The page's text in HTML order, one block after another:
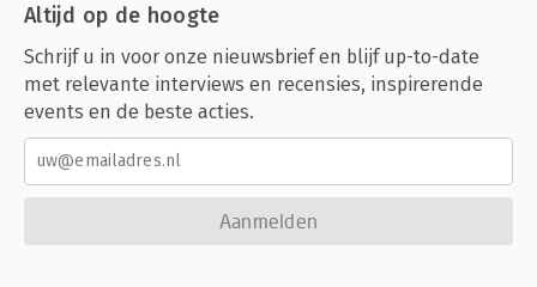
Altijd op de hoogte
Schrijf u in voor onze nieuwsbrief en blijf up-to-date
met relevante interviews en recensies, inspirerende
events en de beste acties.
Aanmelden